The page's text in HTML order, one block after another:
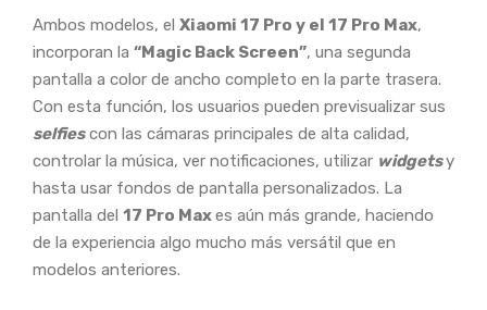
Ambos modelos, el Xiaomi 17 Pro y el 17 Pro Max,
incorporan la “Magic Back Screen”, una segunda
pantalla a color de ancho completo en la parte trasera.
Con esta función, los usuarios pueden previsualizar sus
selfiescon las cámaras principales de alta calidad,
controlar la música, ver notificaciones, utilizar widgetsy
hasta usar fondos de pantalla personalizados. La
pantalla del 17 Pro Maxes aún más grande, haciendo
de la experiencia algo mucho más versátil que en
modelos anteriores.